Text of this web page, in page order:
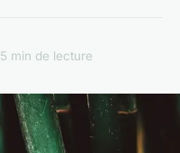
5 min de lecture